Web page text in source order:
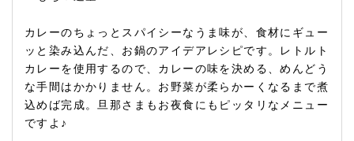
カレーのちょっとスパイシーなうま味が、食材にギュー
ッと染み込んだ、お鍋のアイデアレシピです。レトルト
カレーを使用するので、カレーの味を決める、めんどう
な手間はかかりません。お野菜が柔らかーくなるまで煮
込めば完成。旦那さまもお夜食にもピッタリなメニュー
ですよ♪